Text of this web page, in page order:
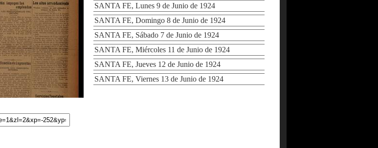
SANTA FE, Lunes 9 de Junio de 1924
SANTA FE, Domingo 8 de Junio de 1924
SANTA FE, Sábado 7 de Junio de 1924
SANTA FE, Miércoles 11 de Junio de 1924
SANTA FE, Jueves 12 de Junio de 1924
SANTA FE, Viernes 13 de Junio de 1924